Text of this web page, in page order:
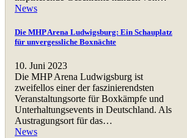
News
Die MHP Arena Ludwigsburg: Ein Schauplatz
für unvergessliche Boxnächte
10. Juni 2023
Die MHP Arena Ludwigsburg ist
zweifellos einer der faszinierendsten
Veranstaltungsorte für Boxkämpfe und
Unterhaltungsevents in Deutschland. Als
Austragungsort für das…
News